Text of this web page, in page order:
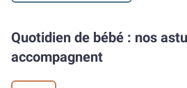
Quotidien de bébé : nos astuces vous
accompagnent